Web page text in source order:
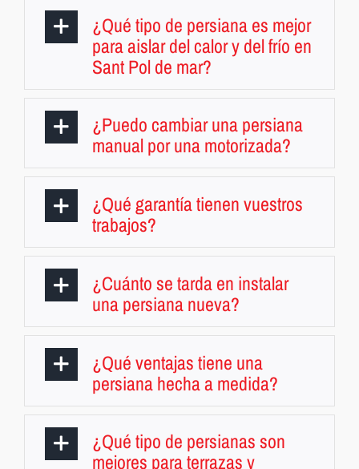
¿Qué tipo de persiana es mejor
para aislar del calor y del frío en
Sant Pol de mar?
¿Puedo cambiar una persiana
manual por una motorizada?
¿Qué garantía tienen vuestros
trabajos?
¿Cuánto se tarda en instalar
una persiana nueva?
¿Qué ventajas tiene una
persiana hecha a medida?
¿Qué tipo de persianas son
mejores para terrazas y